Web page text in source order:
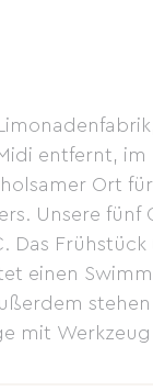
entfernt,
Ort
Unsere
Das
einen
mit